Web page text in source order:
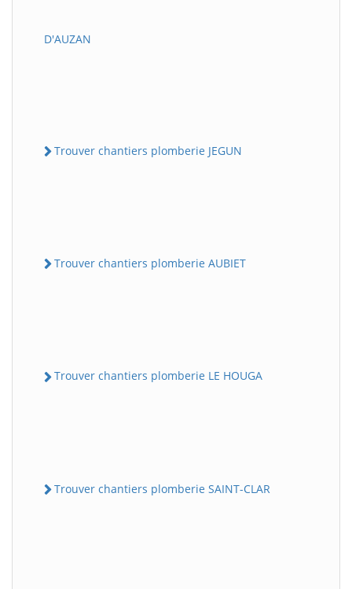
D'AUZAN
Trouver chantiers plomberie JEGUN
Trouver chantiers plomberie AUBIET
Trouver chantiers plomberie LE HOUGA
Trouver chantiers plomberie SAINT-CLAR